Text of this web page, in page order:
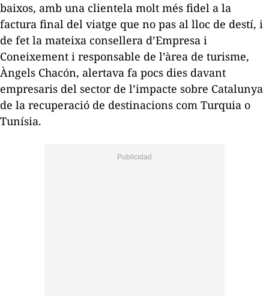
baixos, amb una clientela molt més fidel a la
factura final del viatge que no pas al lloc de destí, i
de fet la mateixa consellera d’Empresa i
Coneixement i responsable de l’àrea de turisme,
Àngels Chacón, alertava fa pocs dies davant
empresaris del sector de l’impacte sobre Catalunya
de la recuperació de destinacions com Turquia o
Tunísia.